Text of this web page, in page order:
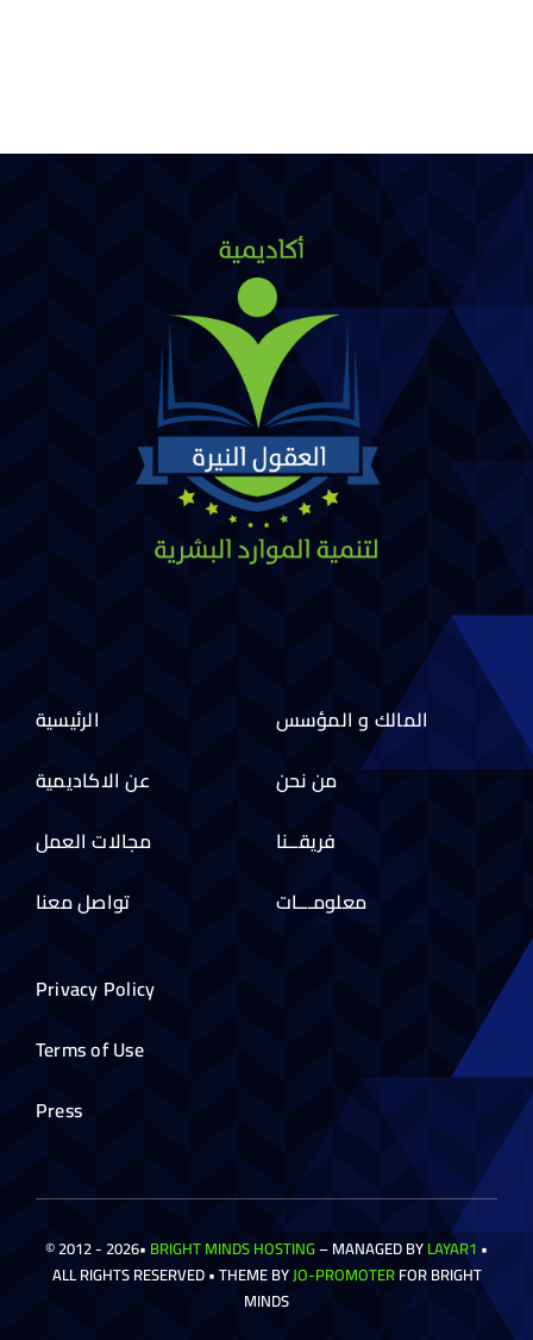
الرئيسية
عن الاكاديمية
مجالات العمل
تواصل معنا
المالك و المؤسس
من نحن
فريقــنا
معلومـــات
Privacy Policy
Terms of Use
Press
© 2012 - 2026• BRIGHT MINDS HOSTING– MANAGED BYLAYAR1 •
ALL RIGHTS RESERVED • THEME BYJO-PROMOTERFOR BRIGHT
MINDS